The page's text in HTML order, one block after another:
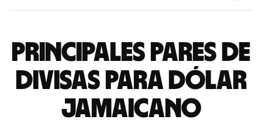
Principales pares de
divisas para dólar
jamaicano